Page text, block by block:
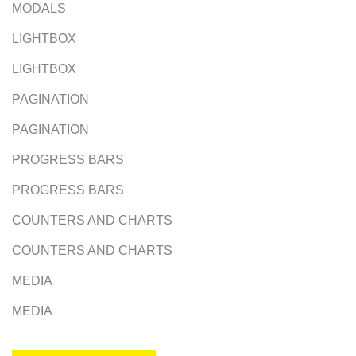
MODALS
LIGHTBOX
LIGHTBOX
PAGINATION
PAGINATION
PROGRESS BARS
PROGRESS BARS
COUNTERS AND CHARTS
COUNTERS AND CHARTS
MEDIA
MEDIA